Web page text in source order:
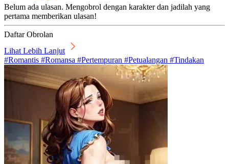
Belum ada ulasan. Mengobrol dengan karakter dan jadilah yang
pertama memberikan ulasan!
Daftar Obrolan
Lihat Lebih Lanjut
#Romantis #Romansa #Pertempuran #Petualangan #Tindakan